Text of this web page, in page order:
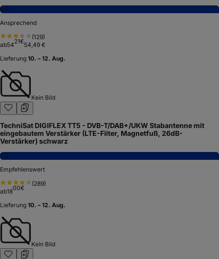
6,9
Ansprechend
(129)
ab5421€54,49 €
Lieferung 10. – 12. Aug.
Kein Bild
TechniSat DIGIFLEX TT5 - DVB-T/DAB+/UKW Stabantenne mit
eingebautem Verstärker (LTE-Filter, Magnetfuß, 26dB-
Verstärker) schwarz
7,5
Empfehlenswert
(289)
ab1800€
Lieferung 10. – 12. Aug.
Kein Bild